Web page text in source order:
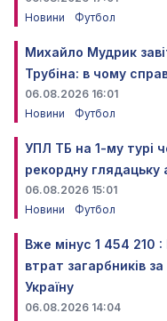
Новини
Футбол
Михайло Мудрик
Трубіна: в чому
06.08.2026 16:01
Новини
Футбол
УПЛ ТБ на 1-му турі
рекордну глядацьку
06.08.2026 15:01
Новини
Футбол
Вже мінус 1 454 210 :
втрат загарбників
Україну
06.08.2026 14:04